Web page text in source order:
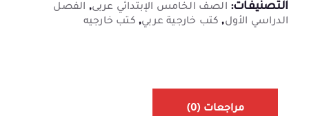
التصنيفات: الصف الخامس الإبتدائي عربى, الفصل
الدراسي الأول, كتب خارجية عربي, كتب خارجيه
مراجعات (0)